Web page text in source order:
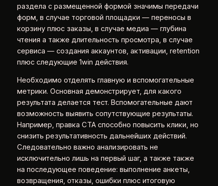
раздела с размещенной формой значимы передачи
форм, в случае торговой площадки — переносы в
корзину плюс заказы, в случае медиа — глубина
чтения а также длительность просмотра, в случае
сервиса — создания аккаунтов, активации, retention
плюс следующие 1win действия.
Необходимо отделять главную и вспомогательные
метрики. Основная демонстрирует, для какого
результата делается тест. Вспомогательные дают
возможность выявить сопутствующие результаты.
Например, правка CTA способно повысить клики, но
снизить результативность дальнейших действий.
Следовательно важно анализировать не
исключительно лишь на первый шаг, а также также
на последующее поведение: выполнение анкеты,
возвращения, отказы, ошибки плюс итоговую